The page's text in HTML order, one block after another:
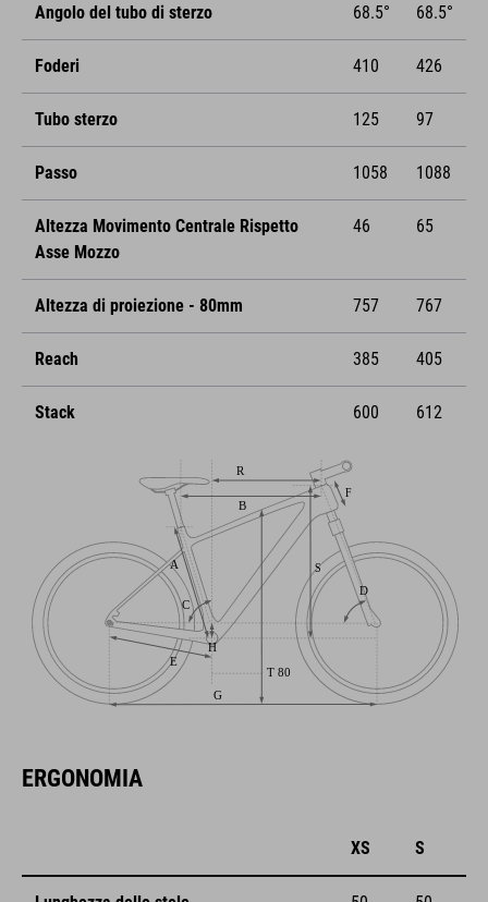
Angolo del tubo di sterzo 68.5° 68.5°
Foderi 410 426
Tubo sterzo 125 97
Passo 1058 1088
Altezza Movimento Centrale Rispetto
Asse Mozzo
46 65
Altezza di proiezione - 80mm 757 767
Reach 385 405
Stack 600 612
ERGONOMIA
XS S